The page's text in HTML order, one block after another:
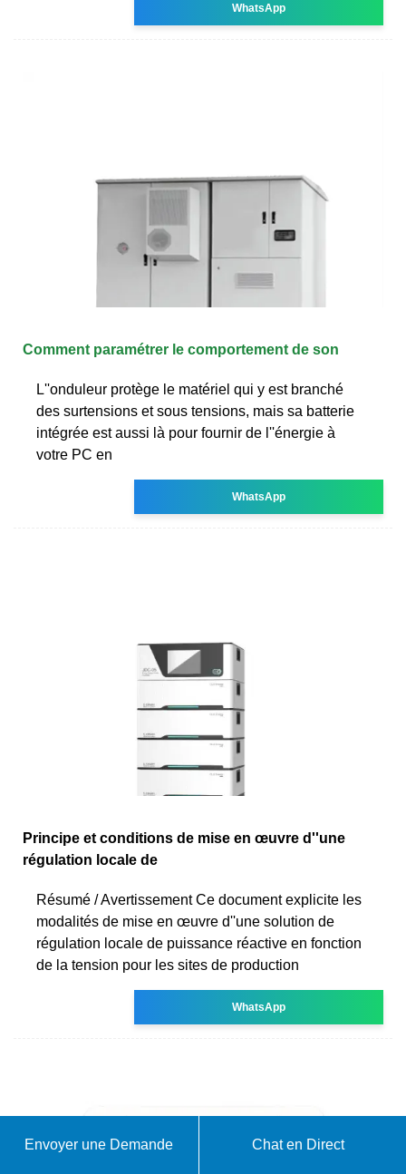
WhatsApp
Comment paramétrer le comportement de son
L''onduleur protège le matériel qui y est branché
des surtensions et sous tensions, mais sa batterie
intégrée est aussi là pour fournir de l''énergie à
votre PC en
WhatsApp
Principe et conditions de mise en œuvre d''une
régulation locale de
Résumé / Avertissement Ce document explicite les
modalités de mise en œuvre d''une solution de
régulation locale de puissance réactive en fonction
de la tension pour les sites de production
WhatsApp
Envoyer une Demande Chat en Direct